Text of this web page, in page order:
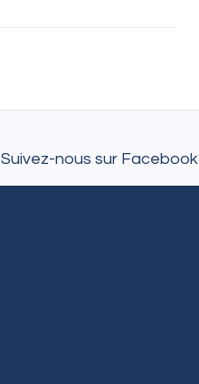
Suivez-nous sur Facebook